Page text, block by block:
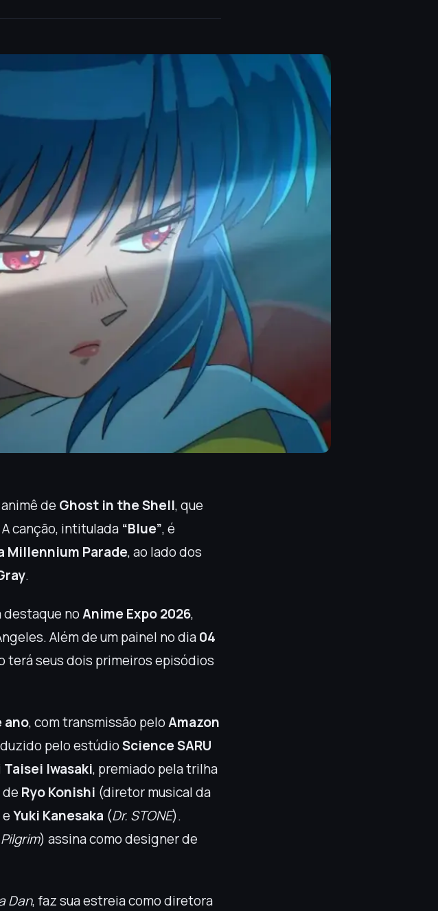
de Ghost in the Shell, que
canção, intitulada “Blue”, é
Millennium Parade, ao lado dos
.
destaque noAnime Expo 2026,
Além de um painel no dia04
terá seus dois primeiros episódios
ano, com transmissão peloAmazon
pelo estúdioScience SARU
Taisei Iwasaki, premiado pela trilha
Ryo Konishi (diretor musical da
Yuki Kanesaka (Dr. STONE).
) assina como designer de
Dan, faz sua estreia como diretora